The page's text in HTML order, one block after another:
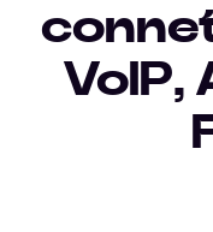
VoIP,